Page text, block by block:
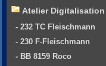
Atelier Digitalisation
- 232 TC Fleischmann
- 230 F-Fleischmann
- BB 8159 Roco